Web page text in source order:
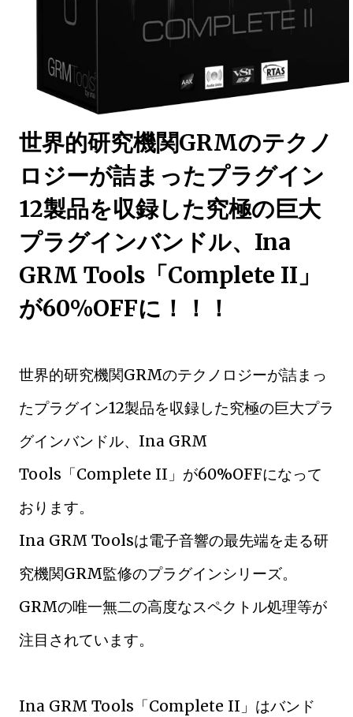
世界的研究機関GRMのテクノ
ロジーが詰まったプラグイン
12製品を収録した究極の巨大
プラグインバンドル、Ina
GRM Tools「Complete II」
が60%OFFに！！！
世界的研究機関GRMのテクノロジーが詰まっ
たプラグイン12製品を収録した究極の巨大プラ
グインバンドル、Ina GRM
Tools「Complete II」が60%OFFになって
おります。
Ina GRM Toolsは電子音響の最先端を走る研
究機関GRM監修のプラグインシリーズ。
GRMの唯一無二の高度なスペクトル処理等が
注目されています。
Ina GRM Tools「Complete II」はバンド